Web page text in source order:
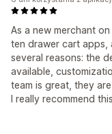
As a new merchant
ten drawer cart apps,
several reasons: the
available,
team is great, they
I really recommend